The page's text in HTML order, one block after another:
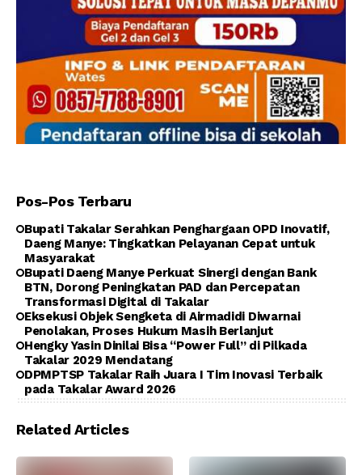
Pos-Pos Terbaru
Bupati Takalar Serahkan Penghargaan OPD Inovatif,
Daeng Manye: Tingkatkan Pelayanan Cepat untuk
Masyarakat
Bupati Daeng Manye Perkuat Sinergi dengan Bank
BTN, Dorong Peningkatan PAD dan Percepatan
Transformasi Digital di Takalar
Eksekusi Objek Sengketa di Airmadidi Diwarnai
Penolakan, Proses Hukum Masih Berlanjut
Hengky Yasin Dinilai Bisa “Power Full” di Pilkada
Takalar 2029 Mendatang
DPMPTSP Takalar Raih Juara I Tim Inovasi Terbaik
pada Takalar Award 2026
Related Articles